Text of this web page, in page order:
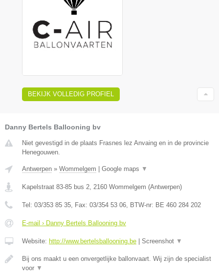
BEKIJK VOLLEDIG PROFIEL
Danny Bertels Ballooning bv
Niet gevestigd in de plaats Frasnes lez Anvaing en in de provincie
Henegouwen.
Antwerpen » Wommelgem Google maps ▼
Kapelstraat 83-85 bus 2 2160 Wommelgem (Antwerpen)
Tel: 03/353 85 35 , Fax: 03/354 53 06 , BTW-nr: BE 460 284 202
E-mail › Danny Bertels Ballooning bv
Website: http://www.bertelsballooning.be Screenshot ▼
Bij ons maakt u een onvergetlijke ballonvaart. Wij zijn de specialist
voor ▼